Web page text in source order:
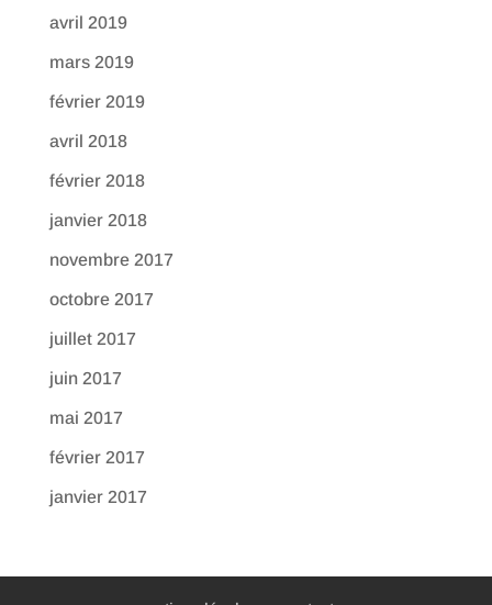
avril 2019
mars 2019
février 2019
avril 2018
février 2018
janvier 2018
novembre 2017
octobre 2017
juillet 2017
juin 2017
mai 2017
février 2017
janvier 2017